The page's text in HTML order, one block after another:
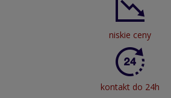
niskie ceny
kontakt do 24h